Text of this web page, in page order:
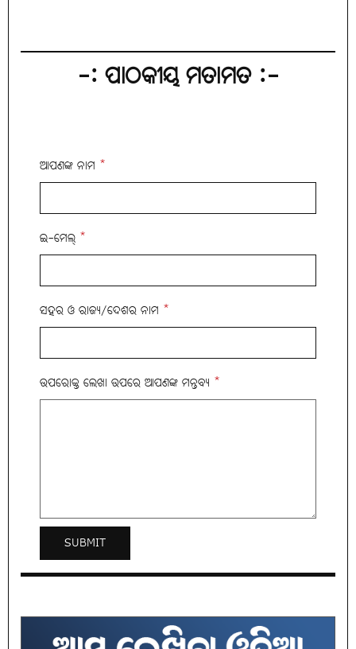
-: ପାଠକୀୟ ମତାମତ :-
ଆପଣଙ୍କ ନାମ *
ଇ-ମେଲ୍ *
ସହର ଓ ରାଜ୍ୟ/ଦେଶର ନାମ *
ଉପରୋକ୍ତ ଲେଖା ଉପରେ ଆପଣଙ୍କ ମନ୍ତବ୍ୟ *